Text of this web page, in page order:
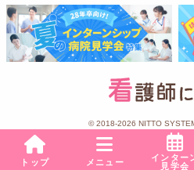
トップ メニュー
インター
見学会
© 2018-2026 NITTO